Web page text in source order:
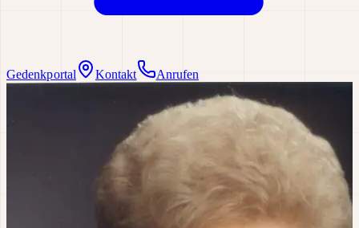
Gedenkportal Kontakt Anrufen